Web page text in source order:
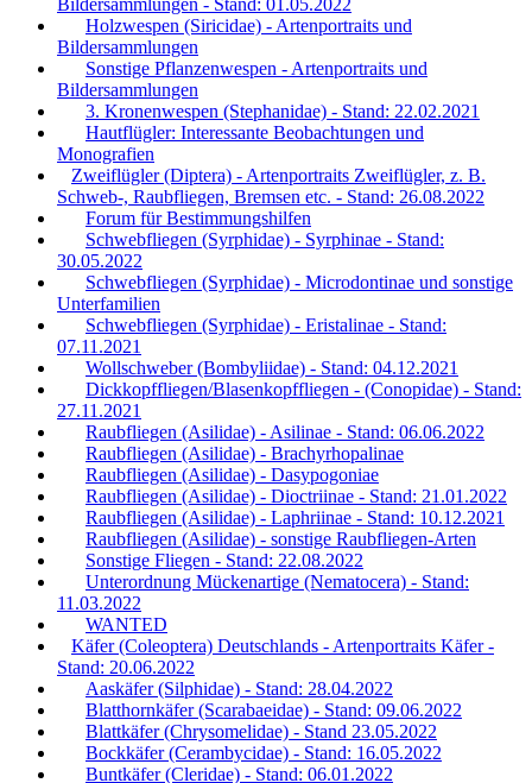
Bildersammlungen - Stand: 01.05.2022
Holzwespen (Siricidae) - Artenportraits und
Bildersammlungen
Sonstige Pflanzenwespen - Artenportraits und
Bildersammlungen
3. Kronenwespen (Stephanidae) - Stand: 22.02.2021
Hautflügler: Interessante Beobachtungen und
Monografien
Zweiflügler (Diptera) - Artenportraits Zweiflügler, z. B.
Schweb-, Raubfliegen, Bremsen etc. - Stand: 26.08.2022
Forum für Bestimmungshilfen
Schwebfliegen (Syrphidae) - Syrphinae - Stand:
30.05.2022
Schwebfliegen (Syrphidae) - Microdontinae und sonstige
Unterfamilien
Schwebfliegen (Syrphidae) - Eristalinae - Stand:
07.11.2021
Wollschweber (Bombyliidae) - Stand: 04.12.2021
Dickkopffliegen/Blasenkopffliegen - (Conopidae) - Stand:
27.11.2021
Raubfliegen (Asilidae) - Asilinae - Stand: 06.06.2022
Raubfliegen (Asilidae) - Brachyrhopalinae
Raubfliegen (Asilidae) - Dasypogoniae
Raubfliegen (Asilidae) - Dioctriinae - Stand: 21.01.2022
Raubfliegen (Asilidae) - Laphriinae - Stand: 10.12.2021
Raubfliegen (Asilidae) - sonstige Raubfliegen-Arten
Sonstige Fliegen - Stand: 22.08.2022
Unterordnung Mückenartige (Nematocera) - Stand:
11.03.2022
WANTED
Käfer (Coleoptera) Deutschlands - Artenportraits Käfer -
Stand: 20.06.2022
Aaskäfer (Silphidae) - Stand: 28.04.2022
Blatthornkäfer (Scarabaeidae) - Stand: 09.06.2022
Blattkäfer (Chrysomelidae) - Stand 23.05.2022
Bockkäfer (Cerambycidae) - Stand: 16.05.2022
Buntkäfer (Cleridae) - Stand: 06.01.2022